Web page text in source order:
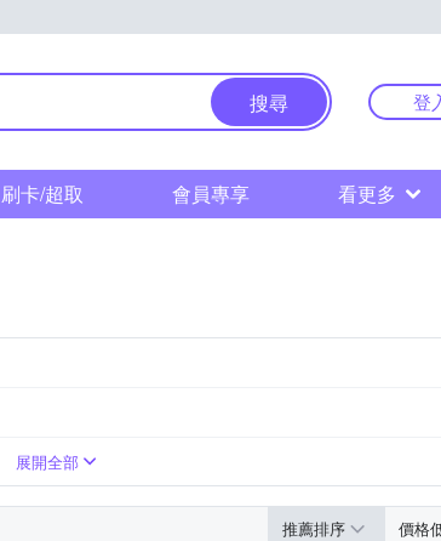
搜尋 登
刷卡/超取 會員專享 看更多
Canon RF-Mount
展開全部
推薦排序 價格